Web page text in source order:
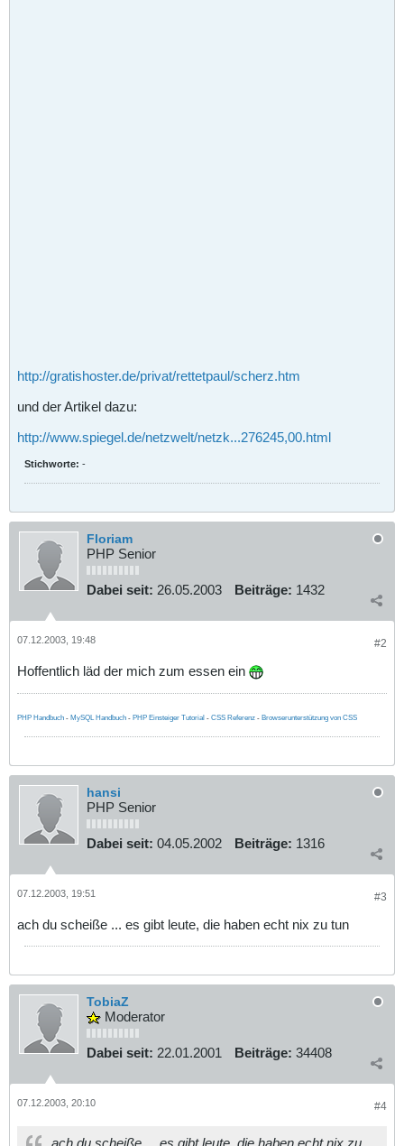
http://gratishoster.de/privat/rettetpaul/scherz.htm
und der Artikel dazu:
http://www.spiegel.de/netzwelt/netzk...276245,00.html
Stichworte: -
Floriam
PHP Senior
Dabei seit: 26.05.2003 Beiträge: 1432
#2
07.12.2003, 19:48
Hoffentlich läd der mich zum essen ein
PHP Handbuch - MySQL Handbuch - PHP Einsteiger Tutorial - CSS Referenz - Browserunterstützung von CSS
hansi
PHP Senior
Dabei seit: 04.05.2002 Beiträge: 1316
#3
07.12.2003, 19:51
ach du scheiße ... es gibt leute, die haben echt nix zu tun
TobiaZ
Moderator
Dabei seit: 22.01.2001 Beiträge: 34408
#4
07.12.2003, 20:10
ach du scheiße ... es gibt leute, die haben echt nix zu